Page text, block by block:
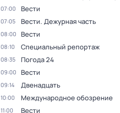
07:00 Вести
07:05 Вести. Дежурная часть
08:00 Вести
08:10 Специальный репортаж
08:35 Погода 24
09:00 Вести
09:14 Двенадцать
10:00 Международное обозрение
11:00 Вести